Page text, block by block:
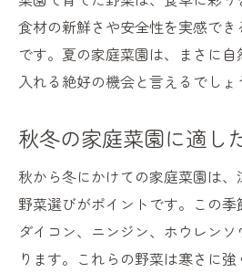
食材の新鮮さや安全性を実感でき
です。夏の家庭菜園は、まさに
入れる絶好の機会と言えるでしょ
秋冬の家庭菜園に適し
秋から冬にかけての家庭菜園は
野菜選びがポイントです。この季
ダイコン、ニンジン、ホウレン
ります。これらの野菜は寒さに